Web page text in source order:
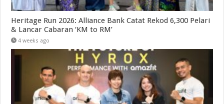
Heritage Run 2026: Alliance Bank Catat Rekod 6,300 Pelari
& Lancar Cabaran ‘KM to RM’
4 weeks ago